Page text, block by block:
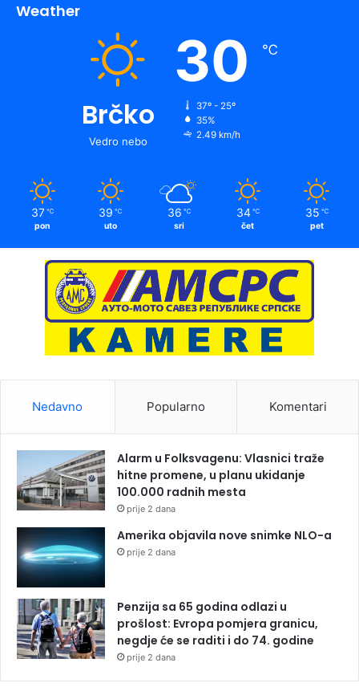
Weather
Brčko
Vedro nebo
30 ℃
37º - 25º
35%
2.49 km/h
37 ℃
pon
39 ℃
uto
36 ℃
sri
34 ℃
čet
35 ℃
pet
Nedavno Popularno Komentari
Alarm u Folksvagenu: Vlasnici traže
hitne promene, u planu ukidanje
100.000 radnih mesta
prije 2 dana
Amerika objavila nove snimke NLO-a
prije 2 dana
Penzija sa 65 godina odlazi u
prošlost: Evropa pomjera granicu,
negdje će se raditi i do 74. godine
prije 2 dana